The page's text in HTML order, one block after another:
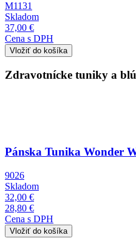
M1131
Skladom
37,00 €
Cena s DPH
Zdravotnícke tuniky a
Pánska Tunika Wonder
9026
Skladom
32,00 €
28,80 €
Cena s DPH